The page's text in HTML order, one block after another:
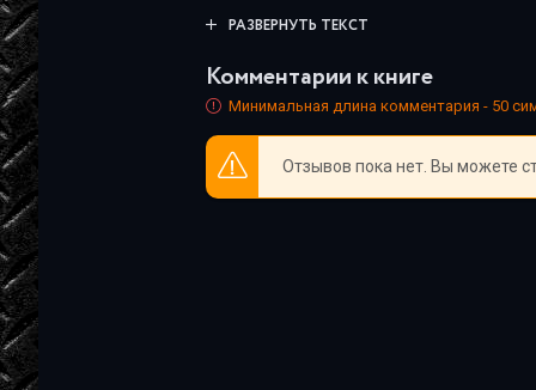
РАЗВЕРНУТЬ ТЕКСТ
Комментарии к книге
Минимальная длина комментария - 50
Отзывов пока нет. Вы можете